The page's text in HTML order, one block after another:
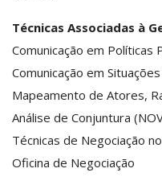
Técnicas Associadas à
Comunicação em Políticas
Comunicação em
Mapeamento de Atores,
Análise de Conjuntura
Técnicas de Negociação
Oficina de Negociação